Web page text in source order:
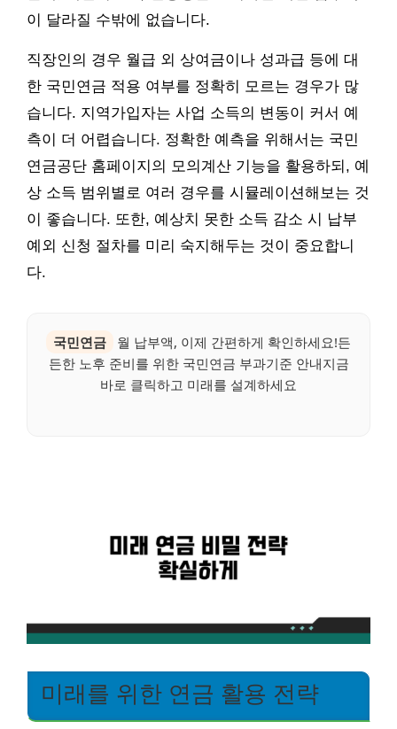
이 달라질 수밖에 없습니다.
직장인의 경우 월급 외 상여금이나 성과급 등에 대
한 국민연금 적용 여부를 정확히 모르는 경우가 많
습니다. 지역가입자는 사업 소득의 변동이 커서 예
측이 더 어렵습니다. 정확한 예측을 위해서는 국민
연금공단 홈페이지의 모의계산 기능을 활용하되, 예
상 소득 범위별로 여러 경우를 시뮬레이션해보는 것
이 좋습니다. 또한, 예상치 못한 소득 감소 시 납부
예외 신청 절차를 미리 숙지해두는 것이 중요합니
다.
국민연금
월 납부액, 이제 간편하게 확인하세요!든
든한 노후 준비를 위한 국민연금 부과기준 안내지금
바로 클릭하고 미래를 설계하세요
미래를 위한 연금 활용 전략